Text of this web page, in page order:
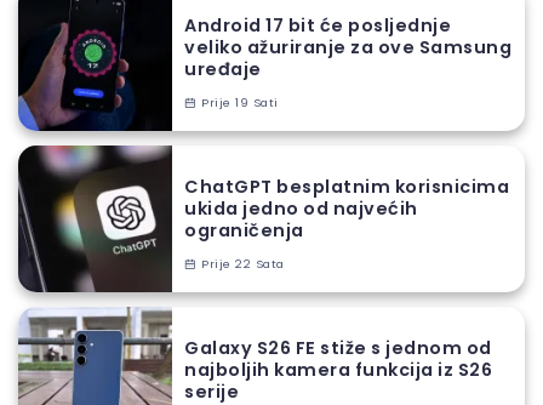
Android 17 bit će posljednje
veliko ažuriranje za ove Samsung
uređaje
Prije 19 Sati
ChatGPT besplatnim korisnicima
ukida jedno od najvećih
ograničenja
Prije 22 Sata
Galaxy S26 FE stiže s jednom od
najboljih kamera funkcija iz S26
serije